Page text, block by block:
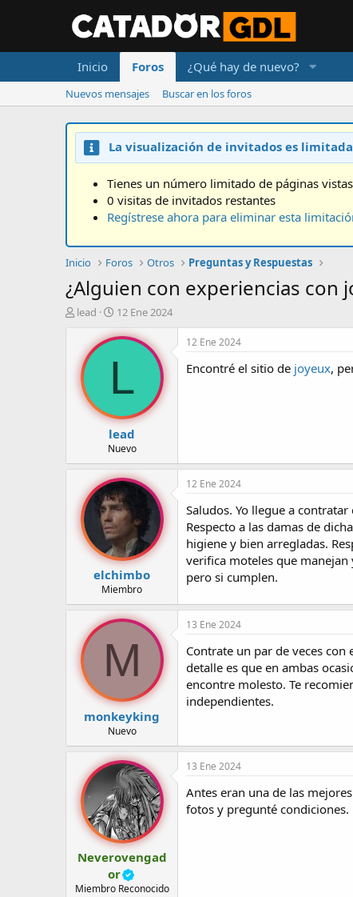
Inicio Foros ¿Qué hay de nuevo?
Nuevos mensajes Buscar en los foros
La visualización de invitados es limitada
Tienes un número limitado de páginas
0 visitas de invitados restantes
Regístrese ahora para eliminar esta
Inicio Foros Otros Preguntas y Respuestas
¿Alguien con experiencias con
A
o
d
e
lead
F
c
e
i
n
i
c
o
12 Ene 2024
L
lead
Nuevo
12 Ene 2024
Encontré el sitio de joyeux,
elchimbo
Miembro
12 Ene 2024
Saludos. Yo llegue a
Respecto a las damas de
higiene y bien arregladas.
verifica moteles que
pero si cumplen.
M
monkeyking
Nuevo
13 Ene 2024
Contrate un par de veces
detalle es que en ambas
encontre molesto. Te
independientes.
Neverovengad
or
Miembro Reconocido
13 Ene 2024
Antes eran una de las
fotos y pregunté condiciones.